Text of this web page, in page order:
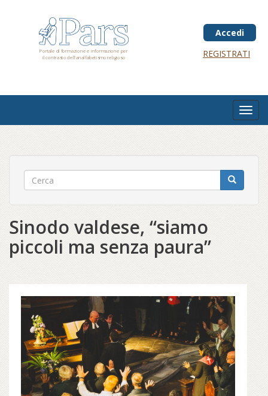
contenuto
Portale di formazione e informazione per
il contrasto dell'analfabetismo religioso
Accedi
REGISTRATI
Sinodo valdese, “siamo
piccoli ma senza paura”